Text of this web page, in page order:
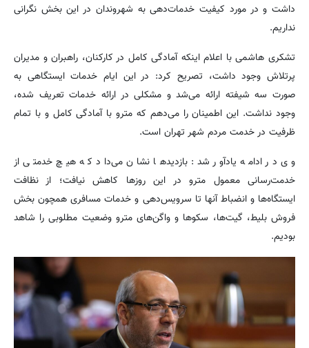
داشت و در مورد کیفیت خدمات‌دهی به شهروندان در این بخش نگرانی
نداریم.
تشکری هاشمی با اعلام اینکه آمادگی کامل در کارکنان، راهبران و مدیران
پرتلاش وجود داشت، تصریح کرد: در این ایام خدمات ایستگاهی به
صورت سه شیفته ارائه می‌شد و مشکلی در ارائه خدمات تعریف شده،
وجود نداشت. این اطمینان را می‌دهم که مترو با آمادگی کامل و با تمام
ظرفیت در خدمت مردم شهر تهران است.
وی در ادامه یادآور شد: بازدیدها نشان می‌داد که هیچ خدمتی از
خدمت‌رسانی معمول مترو در این روزها کاهش نیافت؛ از نظافت
ایستگاه‌ها و انضباط آنها تا سرویس‌دهی و خدمات مسافری همچون بخش
فروش بلیط، گیت‌ها، سکوها و واگن‌های مترو وضعیت مطلوبی را شاهد
بودیم.